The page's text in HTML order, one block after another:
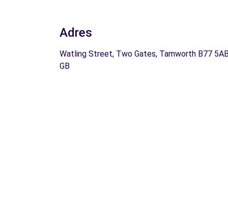
Adres
Watling Street, Two Gates, Tamworth B77
GB